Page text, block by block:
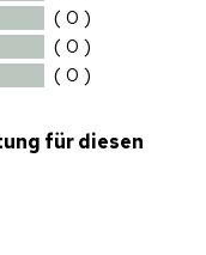
( 0 )
( 0 )
( 0 )
für diesen